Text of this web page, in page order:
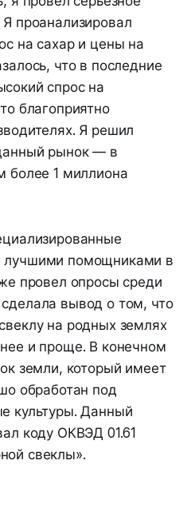
проанализировал
на сахар и цены на
что в последние
спрос на
благоприятно
Я решил
рынок — в
более 1 миллиона
помощниками в
провел опросы среди
вывод о том, что
на родных землях
и проще. В конечном
земли, который имеет
обработан под
культуры. Данный
коду ОКВЭД 01.61
свеклы».